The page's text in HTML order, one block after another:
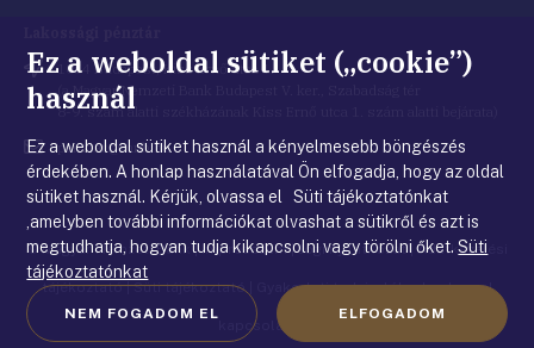
Cím 1054 Budapest, Kiss Ernő utca 1.
(a Magyar Nemzeti Bank Budapest V. ker., Szabadság tér
8-9. szám alatti székházának Kiss Ernő utca 1. szám alatti bejárata)
Email
cím
penztar@mnb.hu
© Magyar Nemzeti Bank |Impresszum|Jogi nyilatkozat|Adatkezelési
tájékoztató|Süti tájékoztató| Gyakorlati tudnivalók a honlappal
kapcsolatban
Ez a weboldal sütiket („cookie”)
használ
Ez a weboldal sütiket használ a kényelmesebb böngészés
érdekében. A honlap használatával Ön elfogadja, hogy az oldal
sütiket használ. Kérjük, olvassa el Süti tájékoztatónkat
,amelyben további információkat olvashat a sütikről és azt is
megtudhatja, hogyan tudja kikapcsolni vagy törölni őket.Süti
tájékoztatónkat
NEM FOGADOM EL ELFOGADOM